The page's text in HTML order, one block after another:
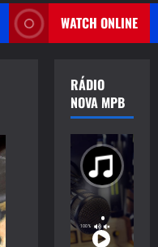
WATCH ONLINE
RÁDIO
NOVA MPB